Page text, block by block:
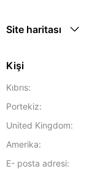
Site haritası
Kişi
Kıbrıs:
Portekiz:
United Kingdom:
Amerika:
E- posta adresi: